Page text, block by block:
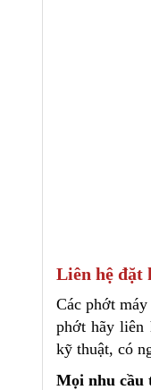
Liên hệ đặt
Các phớt
phớt hãy
kỹ thuật, có
Mọi nhu cầu